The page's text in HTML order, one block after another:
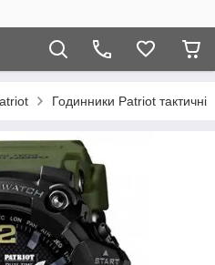
Годинники Patriot тактичні